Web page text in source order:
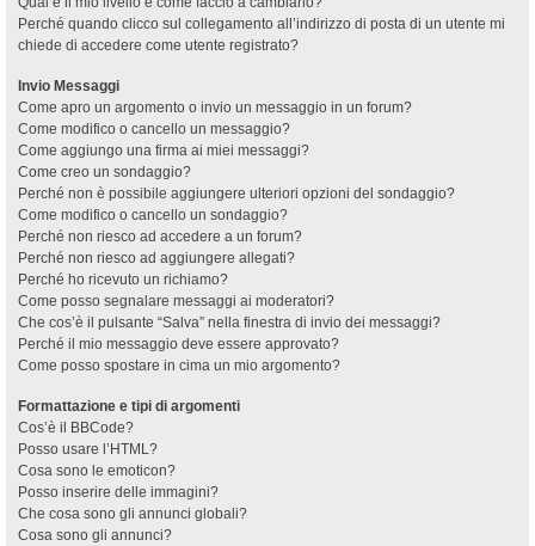
Perché quando clicco sul collegamento all’indirizzo di posta di un utente mi
chiede di accedere come utente registrato?
Invio Messaggi
Come apro un argomento o invio un messaggio in un forum?
Come modifico o cancello un messaggio?
Come aggiungo una firma ai miei messaggi?
Come creo un sondaggio?
Perché non è possibile aggiungere ulteriori opzioni del sondaggio?
Come modifico o cancello un sondaggio?
Perché non riesco ad accedere a un forum?
Perché non riesco ad aggiungere allegati?
Perché ho ricevuto un richiamo?
Come posso segnalare messaggi ai moderatori?
Che cos’è il pulsante “Salva” nella finestra di invio dei messaggi?
Perché il mio messaggio deve essere approvato?
Come posso spostare in cima un mio argomento?
Formattazione e tipi di argomenti
Cos’è il BBCode?
Posso usare l’HTML?
Cosa sono le emoticon?
Posso inserire delle immagini?
Che cosa sono gli annunci globali?
Cosa sono gli annunci?